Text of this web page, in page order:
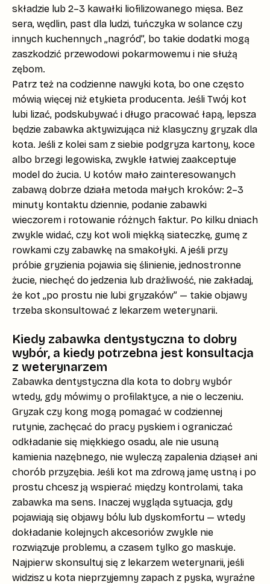
składzie lub 2–3 kawałki liofilizowanego mięsa. Bez
sera, wędlin, past dla ludzi, tuńczyka w solance czy
innych kuchennych „nagród”, bo takie dodatki mogą
zaszkodzić przewodowi pokarmowemu i nie służą
zębom.
Patrz też na codzienne nawyki kota, bo one często
mówią więcej niż etykieta producenta. Jeśli Twój kot
lubi lizać, podskubywać i długo pracować łapą, lepsza
będzie zabawka aktywizująca niż klasyczny gryzak dla
kota. Jeśli z kolei sam z siebie podgryza kartony, koce
albo brzegi legowiska, zwykle łatwiej zaakceptuje
model do żucia. U kotów mało zainteresowanych
zabawą dobrze działa metoda małych kroków: 2–3
minuty kontaktu dziennie, podanie zabawki
wieczorem i rotowanie różnych faktur. Po kilku dniach
zwykle widać, czy kot woli miękką siateczkę, gumę z
rowkami czy zabawkę na smakołyki. A jeśli przy
próbie gryzienia pojawia się ślinienie, jednostronne
żucie, niechęć do jedzenia lub drażliwość, nie zakładaj,
że kot „po prostu nie lubi gryzaków” — takie objawy
trzeba skonsultować z lekarzem weterynarii.
Kiedy zabawka dentystyczna to dobry
wybór, a kiedy potrzebna jest konsultacja
z weterynarzem
Zabawka dentystyczna dla kota to dobry wybór
wtedy, gdy mówimy o profilaktyce, a nie o leczeniu.
Gryzak czy kong mogą pomagać w codziennej
rutynie, zachęcać do pracy pyskiem i ograniczać
odkładanie się miękkiego osadu, ale nie usuną
kamienia nazębnego, nie wyleczą zapalenia dziąseł ani
chorób przyzębia. Jeśli kot ma zdrową jamę ustną i po
prostu chcesz ją wspierać między kontrolami, taka
zabawka ma sens. Inaczej wygląda sytuacja, gdy
pojawiają się objawy bólu lub dyskomfortu — wtedy
dokładanie kolejnych akcesoriów zwykle nie
rozwiązuje problemu, a czasem tylko go maskuje.
Najpierw skonsultuj się z lekarzem weterynarii, jeśli
widzisz u kota nieprzyjemny zapach z pyska, wyraźne